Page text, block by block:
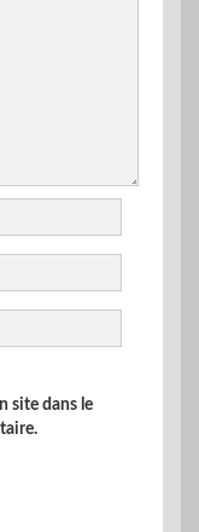
site dans le